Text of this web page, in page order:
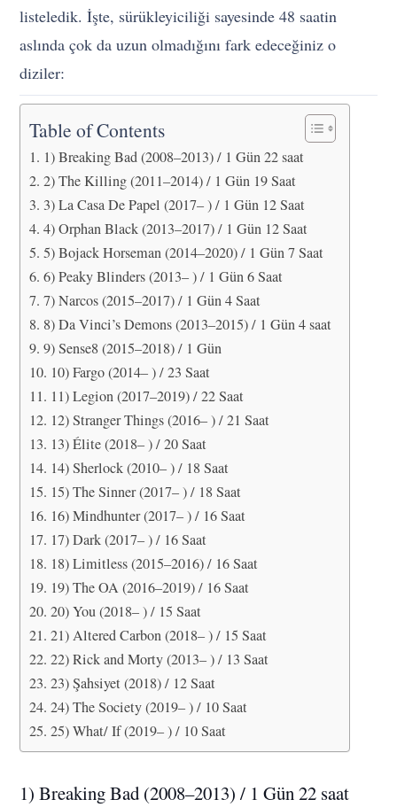
listeledik. İşte, sürükleyiciliği sayesinde 48 saatin
aslında çok da uzun olmadığını fark edeceğiniz o
diziler:
Table of Contents
1) Breaking Bad (2008–2013) / 1 Gün 22 saat
2) The Killing (2011–2014) / 1 Gün 19 Saat
3) La Casa De Papel (2017– ) / 1 Gün 12 Saat
4) Orphan Black (2013–2017) / 1 Gün 12 Saat
5) Bojack Horseman (2014–2020) / 1 Gün 7 Saat
6) Peaky Blinders (2013– ) / 1 Gün 6 Saat
7) Narcos (2015–2017) / 1 Gün 4 Saat
8) Da Vinci’s Demons (2013–2015) / 1 Gün 4 saat
9) Sense8 (2015–2018) / 1 Gün
10) Fargo (2014– ) / 23 Saat
11) Legion (2017–2019) / 22 Saat
12) Stranger Things (2016– ) / 21 Saat
13) Élite (2018– ) / 20 Saat
14) Sherlock (2010– ) / 18 Saat
15) The Sinner (2017– ) / 18 Saat
16) Mindhunter (2017– ) / 16 Saat
17) Dark (2017– ) / 16 Saat
18) Limitless (2015–2016) / 16 Saat
19) The OA (2016–2019) / 16 Saat
20) You (2018– ) / 15 Saat
21) Altered Carbon (2018– ) / 15 Saat
22) Rick and Morty (2013– ) / 13 Saat
23) Şahsiyet (2018) / 12 Saat
24) The Society (2019– ) / 10 Saat
25) What/ If (2019– ) / 10 Saat
1) Breaking Bad (2008–2013) / 1 Gün 22 saat